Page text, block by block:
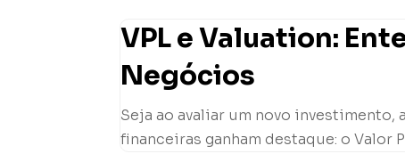
VPL e Valuation:
Negócios
Seja ao avaliar um novo
financeiras ganham destaque: o Valor